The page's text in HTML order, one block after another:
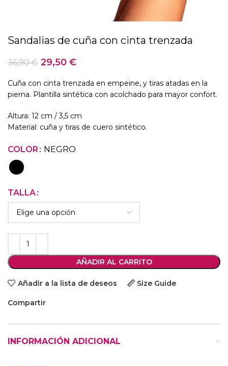
Sandalias de cuña con cinta trenzada
36,90€ 29,50 €
Cuña con cinta trenzada en empeine, y tiras atadas en la
pierna. Plantilla sintética con acolchado para mayor confort.
Altura: 12 cm / 3,5 cm
Material: cuña y tiras de cuero sintético.
COLOR NEGRO
TALLA
AÑADIR AL CARRITO
Añadir a la lista de deseos Size Guide
Compartir
INFORMACIÓN ADICIONAL